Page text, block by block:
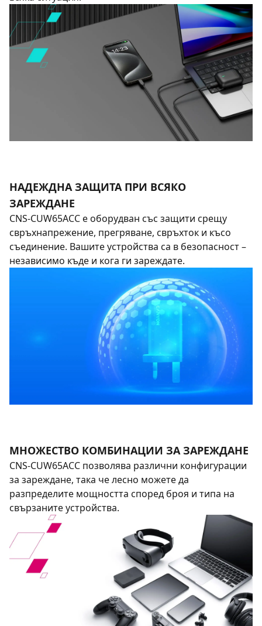
НАДЕЖДНА ЗАЩИТА ПРИ ВСЯКО
ЗАРЕЖДАНЕ
CNS-CUW65ACC е оборудван със защити срещу
свръхнапрежение, прегряване, свръхток и късо
съединение. Вашите устройства са в безопасност –
независимо къде и кога ги зареждате.
МНОЖЕСТВО КОМБИНАЦИИ ЗА ЗАРЕЖДАНЕ
CNS-CUW65ACC позволява различни конфигурации
за зареждане, така че лесно можете да
разпределите мощността според броя и типа на
свързаните устройства.